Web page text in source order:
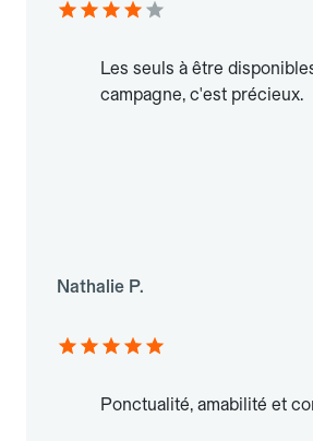
Les seuls à être
campagne, c'est précieux.
Nathalie P.
Ponctualité, amabilité et